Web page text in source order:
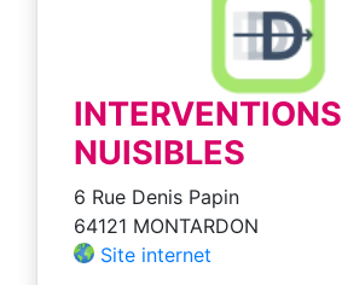
INTERVENTIONS
NUISIBLES
6 Rue Denis Papin
64121 MONTARDON
Site internet